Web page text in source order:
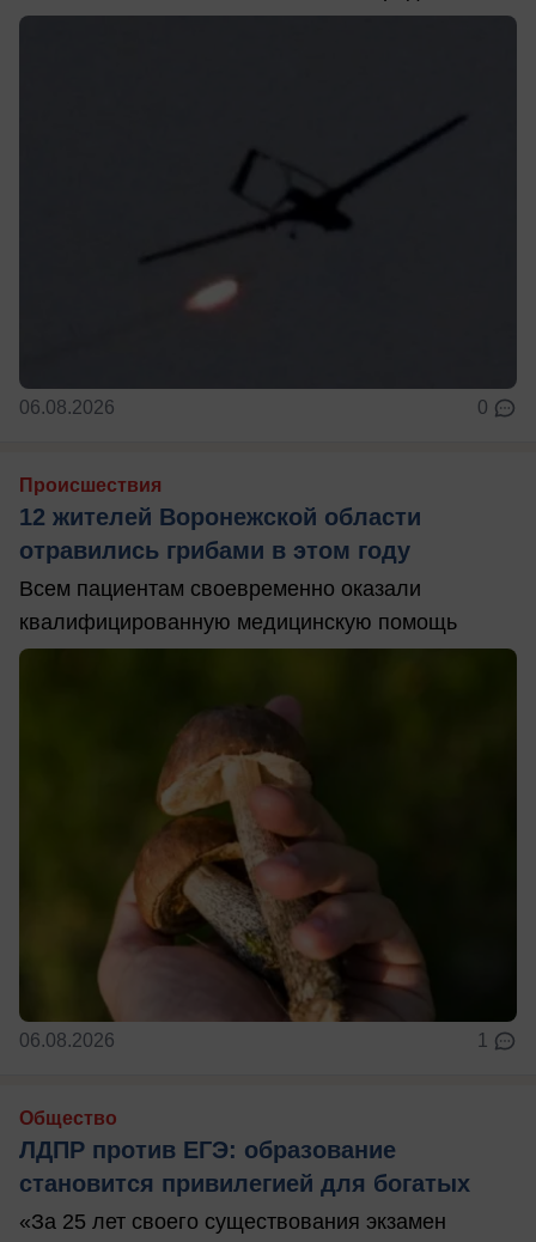
06.08.2026 0
Происшествия
12 жителей Воронежской области
отравились грибами в этом году
Всем пациентам своевременно оказали
квалифицированную медицинскую помощь
06.08.2026 1
Общество
ЛДПР против ЕГЭ: образование
становится привилегией для богатых
«За 25 лет своего существования экзамен